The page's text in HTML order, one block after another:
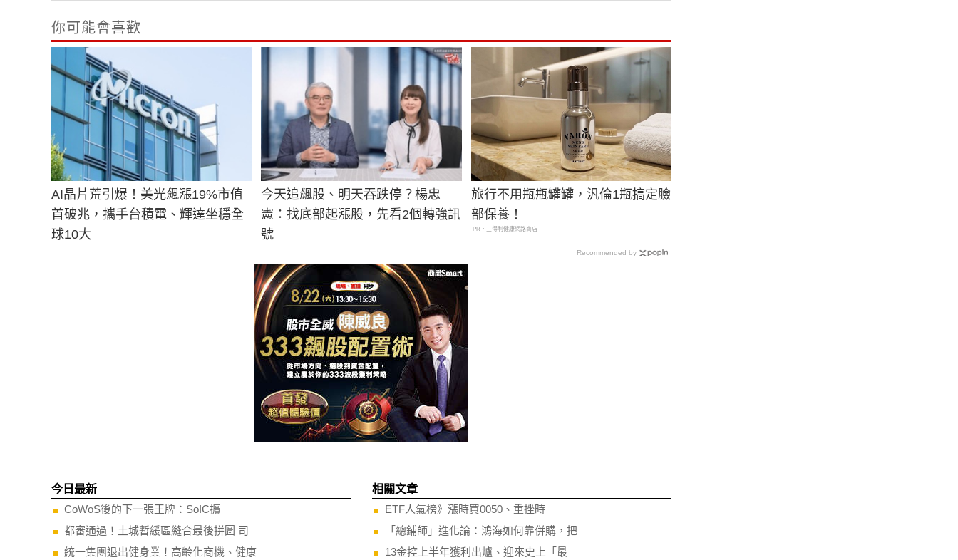
你可能會喜歡
AI晶片荒引爆！美光飆漲19%市值
首破兆，攜手台積電、輝達坐穩全
球10大
今天追飆股、明天吞跌停？楊忠
憲：找底部起漲股，先看2個轉強訊
號
旅行不用瓶瓶罐罐，汎倫1瓶搞定臉
部保養！
PR・三得利健康網路商店
Recommended by
今日最新
CoWoS後的下一張王牌：SoIC擴
都審通過！土城暫緩區縫合最後拼圖 司
統一集團退出健身業！高齡化商機、健康
相關文章
ETF人氣榜》漲時買0050、重挫時
「總鋪師」進化論：鴻海如何靠併購，把
13金控上半年獲利出爐、迎來史上「最